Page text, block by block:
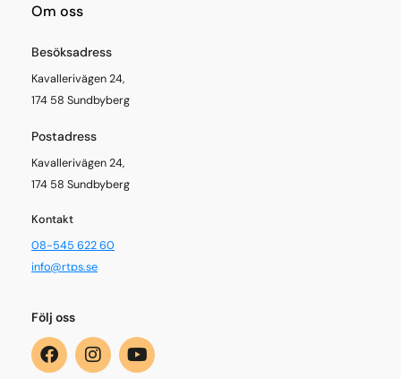
Om oss
Besöksadress
Kavallerivägen 24,
174 58 Sundbyberg
Postadress
Kavallerivägen 24,
174 58 Sundbyberg
Kontakt
08-545 622 60
info@rtps.se
Följ oss